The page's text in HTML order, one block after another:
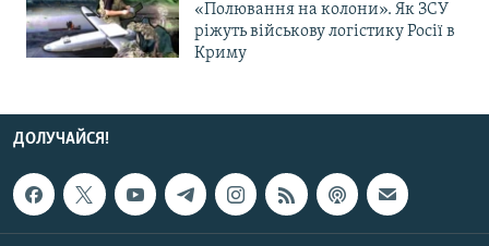
«Полювання на колони». Як ЗСУ
ріжуть військову логістику Росії в
Криму
ДОЛУЧАЙСЯ!